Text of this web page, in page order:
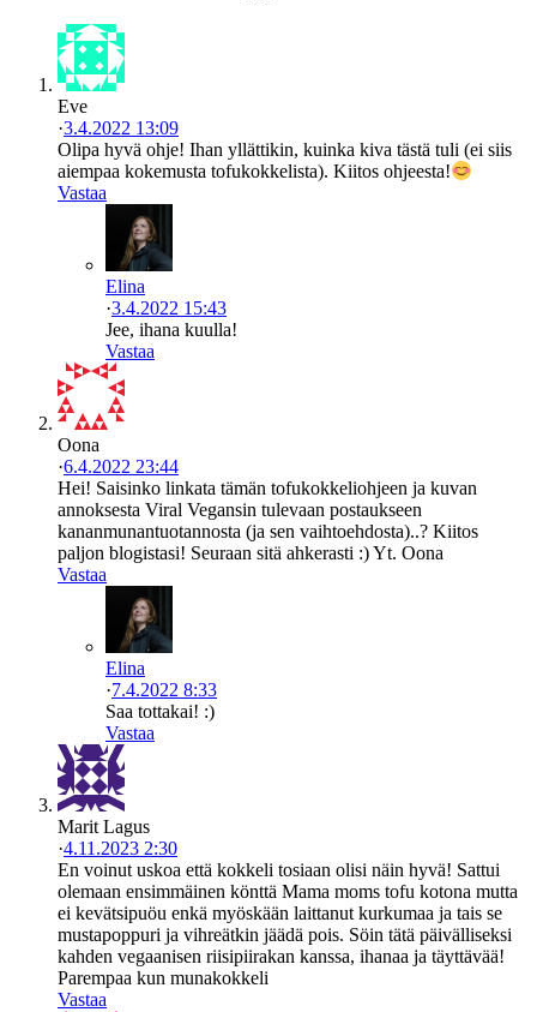
Eve
·3.4.2022 13:09
Olipa hyvä ohje! Ihan yllättikin, kuinka kiva tästä tuli (ei siis
aiempaa kokemusta tofukokkelista). Kiitos ohjeesta!
Vastaa
Elina
·3.4.2022 15:43
Jee, ihana kuulla!
Vastaa
Oona
·6.4.2022 23:44
Hei! Saisinko linkata tämän tofukokkeliohjeen ja kuvan
annoksesta Viral Vegansin tulevaan postaukseen
kananmunantuotannosta (ja sen vaihtoehdosta)..? Kiitos
paljon blogistasi! Seuraan sitä ahkerasti :) Yt. Oona
Vastaa
Elina
·7.4.2022 8:33
Saa tottakai! :)
Vastaa
Marit Lagus
·4.11.2023 2:30
En voinut uskoa että kokkeli tosiaan olisi näin hyvä! Sattui
olemaan ensimmäinen könttä Mama moms tofu kotona mutta
ei kevätsipuöu enkä myöskään laittanut kurkumaa ja tais se
mustapoppuri ja vihreätkin jäädä pois. Söin tätä päivälliseksi
kahden vegaanisen riisipiirakan kanssa, ihanaa ja täyttävää!
Parempaa kun munakokkeli
Vastaa